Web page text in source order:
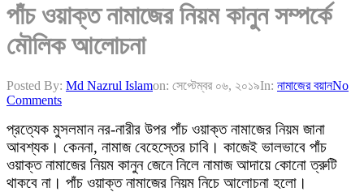
পাঁচ ওয়াক্ত নামাজের নিয়ম কানুন সম্পর্কে
মৌলিক আলোচনা
Posted By: Md Nazrul Islamon: সেপ্টেম্বর ০৬, ২০১৯In: নামাজের বয়ানNo
Comments
প্রত্যেক মুসলমান নর-নারীর উপর পাঁচ ওয়াক্ত নামাজের নিয়ম জানা
আবশ্যক। কেননা, নামাজ বেহেস্তের চাবি। কাজেই ভালভাবে পাঁচ
ওয়াক্ত নামাজের নিয়ম কানুন জেনে নিলে নামাজ আদায়ে কোনো ত্রুটি
থাকবে না। পাঁচ ওয়াক্ত নামাজের নিয়ম নিচে আলোচনা হলো।